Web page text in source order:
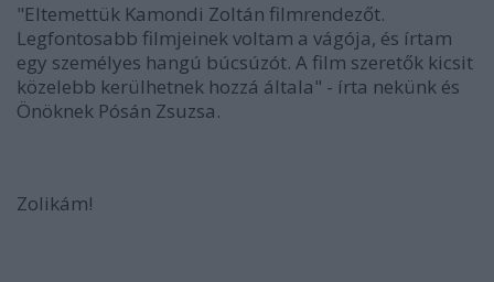
"Eltemettük Kamondi Zoltán filmrendezőt.
Legfontosabb filmjeinek voltam a vágója, és írtam
egy személyes hangú búcsúzót. A film szeretők kicsit
közelebb kerülhetnek hozzá általa" - írta nekünk és
Önöknek Pósán Zsuzsa.
Zolikám!